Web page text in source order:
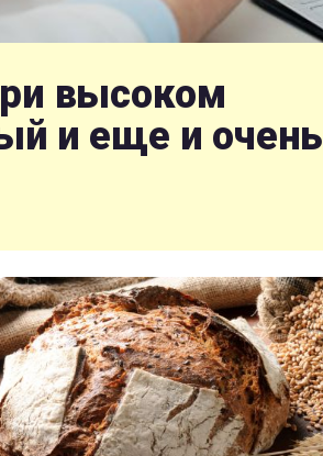
высоком
и еще и очень